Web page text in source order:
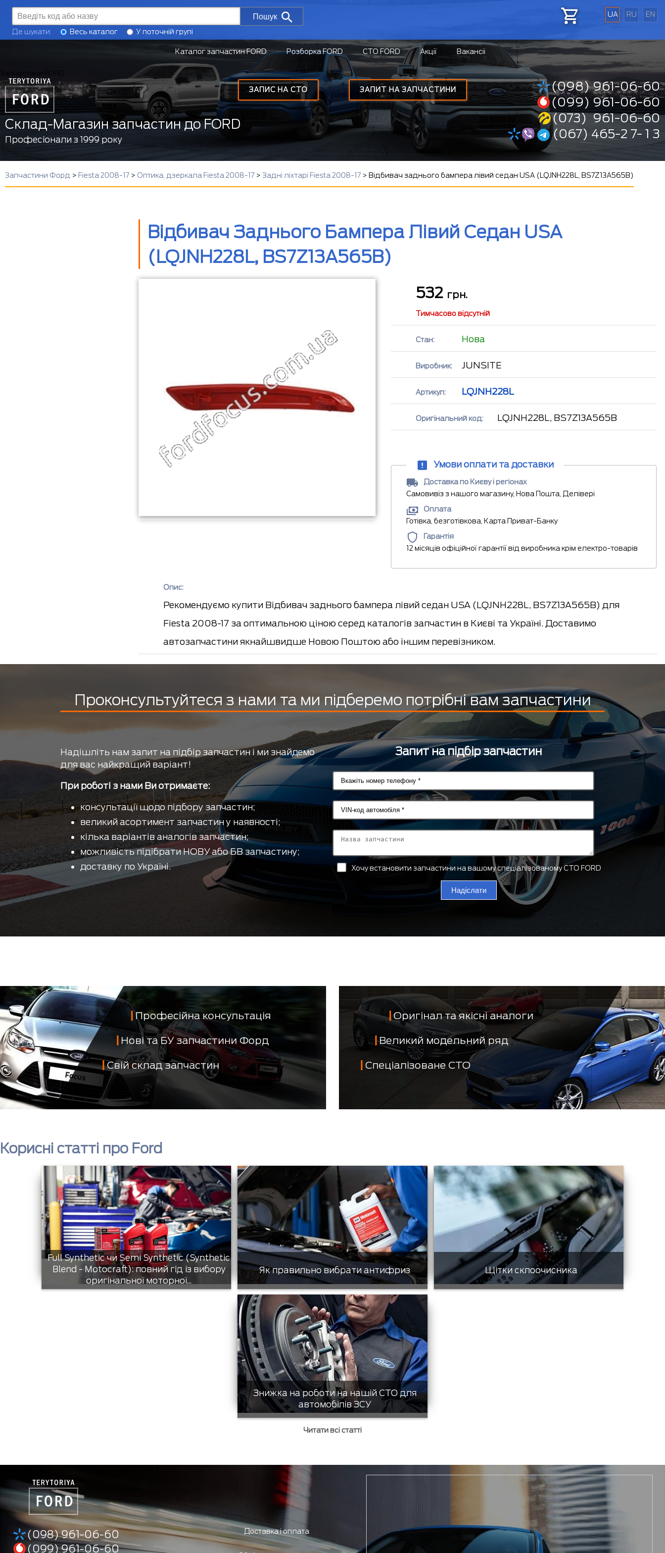
UA RU EN
ЗАПИТ НА ЗАПЧАСТИНИ
ЗАПИС НА СТО
Пошук
Де шукати: Весь каталог У поточній групі
Каталог запчастин FORD Розборка FORD СТО FORD Акції Вакансіі
Склад-Магазин запчастин до FORD
Професіонали з 1999 року
(098) 961-06-60
(099) 961-06-60
(073) 961-06-60
(067) 465-2 7- 1 3
Запчастини Форд > Fiesta 2008-17 > Оптика, дзеркала Fiesta 2008-17 > Задні ліхтарі Fiesta 2008-17 > Відбивач заднього бампера лівий седан USA (LQJNH228L, BS7Z13A565B)
Відбивач Заднього Бампера Лівий Седан USA
(LQJNH228L, BS7Z13A565B)
532 грн.
Тимчасово відсутній
Стан: Нова
Виробник: JUNSITE
Артикул: LQJNH228L
Оригінальний код: LQJNH228L, BS7Z13A565B
Умови оплати та доставки
Доставка по Києву і регіонах
Самовивіз з нашого магазину, Нова Пошта, Делівері
Оплата
Готівка, безготівкова, Карта Приват-Банку
Гарантія
12 місяців офіційної гарантії від виробника крім електро-товарів
Опис:
Рекомендуємо купити Відбивач заднього бампера лівий седан USA (LQJNH228L, BS7Z13A565B) для
Fiesta 2008-17 за оптимальною ціною серед каталогів запчастин в Києві та Україні. Доставимо
автозапчастини якнайшвидше Новою Поштою або іншим перевізником.
Проконсультуйтеся з нами та ми підберемо потрібні вам запчастини
Надішліть нам запит на підбір запчастин і ми знайдемо
для вас найкращий варіант!
При роботі з нами Ви отримаєте:
консультації щодо підбору запчастин;
великий асортимент запчастин у наявності;
кілька варіантів аналогів запчастин;
можливість підібрати НОВУ або БВ запчастину;
доставку по Україні.
Запит на підбір запчастин
Хочу встановити запчастини на вашому спеціалізованому СТО FORD
Надіслати
Професійна консультація
Нові та БУ запчастини Форд
Свій склад запчастин
Оригінал та якісні аналоги
Великий модельний ряд
Спеціалізоване СТО
Корисні статті про Ford
Full Synthetic чи Semi Synthetic (Synthetic
Blend - Motocraft): повний гід із вибору
оригінальної моторної...
Як правильно вибрати антифриз Щітки склоочисника
Знижка на роботи на нашій СТО для
автомобілів ЗСУ
Читати всі статті
(098) 961-06-60
(099) 961-06-60
Доставка і оплата